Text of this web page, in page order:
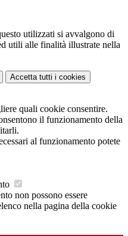
utilizzati si avvalgono di
utili alle finalità illustrate nella
Accetta tutti i cookies
quali cookie consentire.
il funzionamento della
al funzionamento potete
non possono essere
nella pagina della cookie